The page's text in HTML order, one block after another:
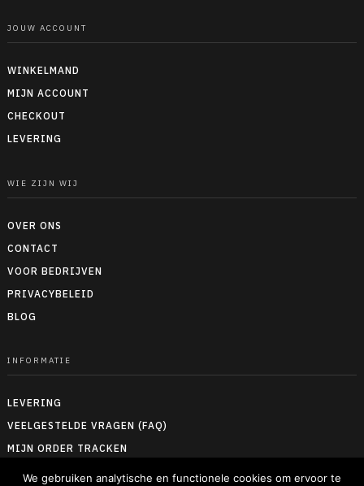
JOUW ACCOUNT
WINKELMAND
MIJN ACCOUNT
CHECKOUT
LEVERING
WIE ZIJN WIJ
OVER ONS
CONTACT
VOOR BEDRIJVEN
PRIVACYBELEID
BLOG
INFORMATIE
LEVERING
VEELGESTELDE VRAGEN (FAQ)
MIJN ORDER TRACKEN
RETOUREN & TERUGBETALEN
We gebruiken analytische en functionele cookies om ervoor te